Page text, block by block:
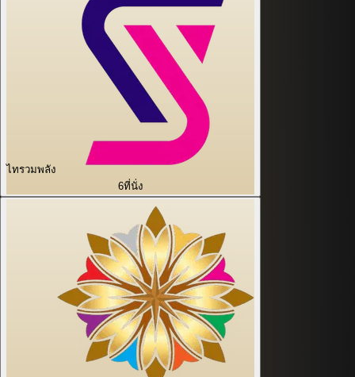
ไทรวมพลัง
6ที่นั่ง